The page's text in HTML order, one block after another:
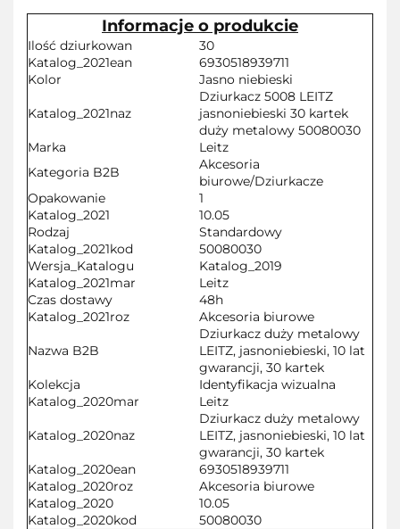
Informacje o produkcie
Ilość dziurkowan
30
Katalog_2021ean
6930518939711
Kolor
Jasno niebieski
Katalog_2021naz
Dziurkacz 5008 LEITZ
jasnoniebieski 30 kartek
duży metalowy 50080030
Marka
Leitz
Kategoria B2B
Akcesoria
biurowe/Dziurkacze
Opakowanie
1
Katalog_2021
10.05
Rodzaj
Standardowy
Katalog_2021kod
50080030
Wersja_Katalogu
Katalog_2019
Katalog_2021mar
Leitz
Czas dostawy
48h
Katalog_2021roz
Akcesoria biurowe
Nazwa B2B
Dziurkacz duży metalowy
LEITZ, jasnoniebieski, 10 lat
gwarancji, 30 kartek
Kolekcja
Identyfikacja wizualna
Katalog_2020mar
Leitz
Katalog_2020naz
Dziurkacz duży metalowy
LEITZ, jasnoniebieski, 10 lat
gwarancji, 30 kartek
Katalog_2020ean
6930518939711
Katalog_2020roz
Akcesoria biurowe
Katalog_2020
10.05
Katalog_2020kod
50080030